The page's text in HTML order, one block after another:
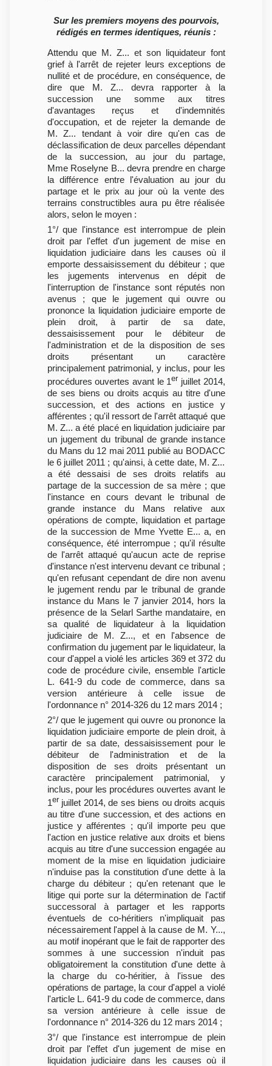
Sur les premiers moyens des pourvois,
rédigés en termes identiques, réunis :
Attendu que M. Z... et son liquidateur font
grief à l'arrêt de rejeter leurs exceptions de
nullité et de procédure, en conséquence, de
dire que M. Z... devra rapporter à la
succession une somme aux titres
d'avantages reçus et d'indemnités
d'occupation, et de rejeter la demande de
M. Z... tendant à voir dire qu'en cas de
déclassification de deux parcelles dépendant
de la succession, au jour du partage,
Mme Roselyne B... devra prendre en charge
la différence entre l'évaluation au jour du
partage et le prix au jour où la vente des
terrains constructibles aura pu être réalisée
alors, selon le moyen :
1°/ que l'instance est interrompue de plein
droit par l'effet d'un jugement de mise en
liquidation judiciaire dans les causes où il
emporte dessaisissement du débiteur ; que
les jugements intervenus en dépit de
l'interruption de l'instance sont réputés non
avenus ; que le jugement qui ouvre ou
prononce la liquidation judiciaire emporte de
plein droit, à partir de sa date,
dessaisissement pour le débiteur de
l'administration et de la disposition de ses
droits présentant un caractère
principalement patrimonial, y inclus, pour les
procédures ouvertes avant le 1er juillet 2014,
de ses biens ou droits acquis au titre d'une
succession, et des actions en justice y
afférentes ; qu'il ressort de l'arrêt attaqué que
M. Z... a été placé en liquidation judiciaire par
un jugement du tribunal de grande instance
du Mans du 12 mai 2011 publié au BODACC
le 6 juillet 2011 ; qu'ainsi, à cette date, M. Z...
a été dessaisi de ses droits relatifs au
partage de la succession de sa mère ; que
l'instance en cours devant le tribunal de
grande instance du Mans relative aux
opérations de compte, liquidation et partage
de la succession de Mme Yvette E... a, en
conséquence, été interrompue ; qu'il résulte
de l'arrêt attaqué qu'aucun acte de reprise
d'instance n'est intervenu devant ce tribunal ;
qu'en refusant cependant de dire non avenu
le jugement rendu par le tribunal de grande
instance du Mans le 7 janvier 2014, hors la
présence de la Selarl Sarthe mandataire, en
sa qualité de liquidateur à la liquidation
judiciaire de M. Z..., et en l'absence de
confirmation du jugement par le liquidateur, la
cour d'appel a violé les articles 369 et 372 du
code de procédure civile, ensemble l'article
L. 641-9 du code de commerce, dans sa
version antérieure à celle issue de
l'ordonnance n° 2014-326 du 12 mars 2014 ;
2°/ que le jugement qui ouvre ou prononce la
liquidation judiciaire emporte de plein droit, à
partir de sa date, dessaisissement pour le
débiteur de l'administration et de la
disposition de ses droits présentant un
caractère principalement patrimonial, y
inclus, pour les procédures ouvertes avant le
1er juillet 2014, de ses biens ou droits acquis
au titre d'une succession, et des actions en
justice y afférentes ; qu'il importe peu que
l'action en justice relative aux droits et biens
acquis au titre d'une succession engagée au
moment de la mise en liquidation judiciaire
n'induise pas la constitution d'une dette à la
charge du débiteur ; qu'en retenant que le
litige qui porte sur la détermination de l'actif
successoral à partager et les rapports
éventuels de co-héritiers n'impliquait pas
nécessairement l'appel à la cause de M. Y...,
au motif inopérant que le fait de rapporter des
sommes à une succession n'induit pas
obligatoirement la constitution d'une dette à
la charge du co-héritier, à l'issue des
opérations de partage, la cour d'appel a violé
l'article L. 641-9 du code de commerce, dans
sa version antérieure à celle issue de
l'ordonnance n° 2014-326 du 12 mars 2014 ;
3°/ que l'instance est interrompue de plein
droit par l'effet d'un jugement de mise en
liquidation judiciaire dans les causes où il